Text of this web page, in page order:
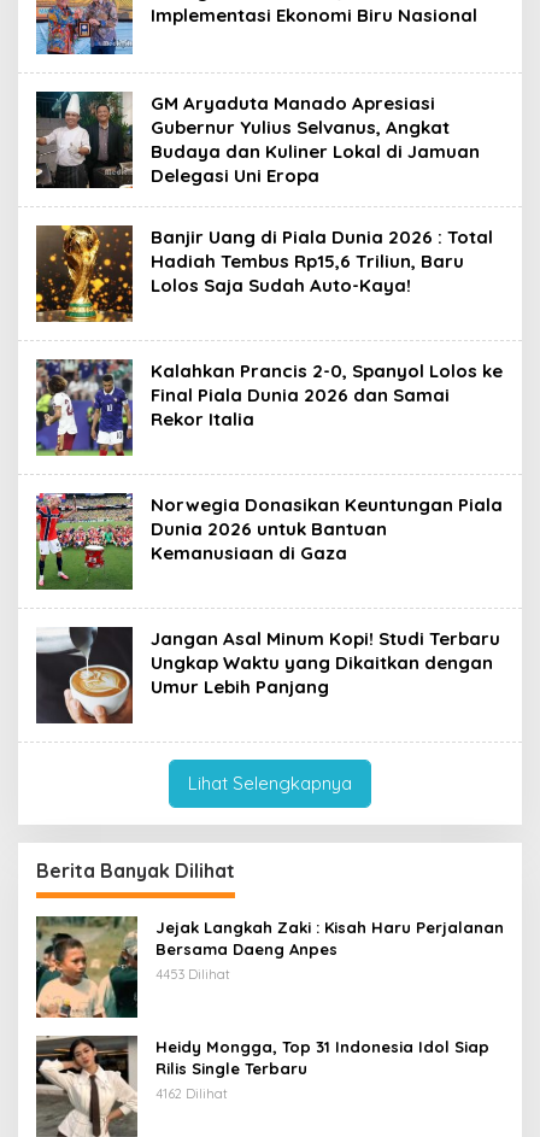
Implementasi Ekonomi Biru Nasional
GM Aryaduta Manado Apresiasi
Gubernur Yulius Selvanus, Angkat
Budaya dan Kuliner Lokal di Jamuan
Delegasi Uni Eropa
Banjir Uang di Piala Dunia 2026 : Total
Hadiah Tembus Rp15,6 Triliun, Baru
Lolos Saja Sudah Auto-Kaya!
Kalahkan Prancis 2-0, Spanyol Lolos ke
Final Piala Dunia 2026 dan Samai
Rekor Italia
Norwegia Donasikan Keuntungan Piala
Dunia 2026 untuk Bantuan
Kemanusiaan di Gaza
Jangan Asal Minum Kopi! Studi Terbaru
Ungkap Waktu yang Dikaitkan dengan
Umur Lebih Panjang
Lihat Selengkapnya
Berita Banyak Dilihat
Jejak Langkah Zaki : Kisah Haru Perjalanan
Bersama Daeng Anpes
4453 Dilihat
Heidy Mongga, Top 31 Indonesia Idol Siap
Rilis Single Terbaru
4162 Dilihat